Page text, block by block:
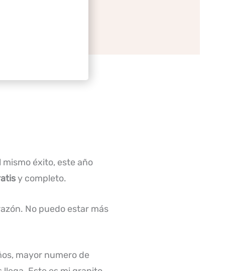
éxito, este año
y completo.
No puedo estar más
mayor numero de